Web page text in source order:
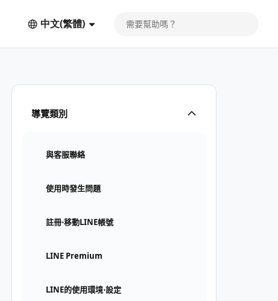
中文(繁體)
導覽類別
與客服聯絡
使用時發生問題
註冊⋅移動LINE帳號
LINE Premium
LINE的使用環境⋅設定